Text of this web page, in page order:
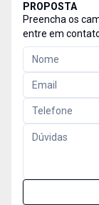
PROPOSTA
Preencha os
entre em